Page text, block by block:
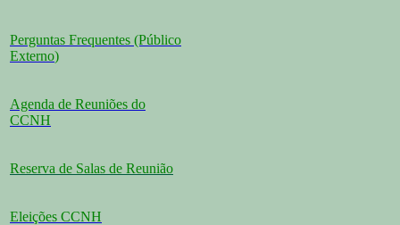
Perguntas Frequentes (Público
Externo)
Agenda de Reuniões do
CCNH
Reserva de Salas de Reunião
Eleições CCNH